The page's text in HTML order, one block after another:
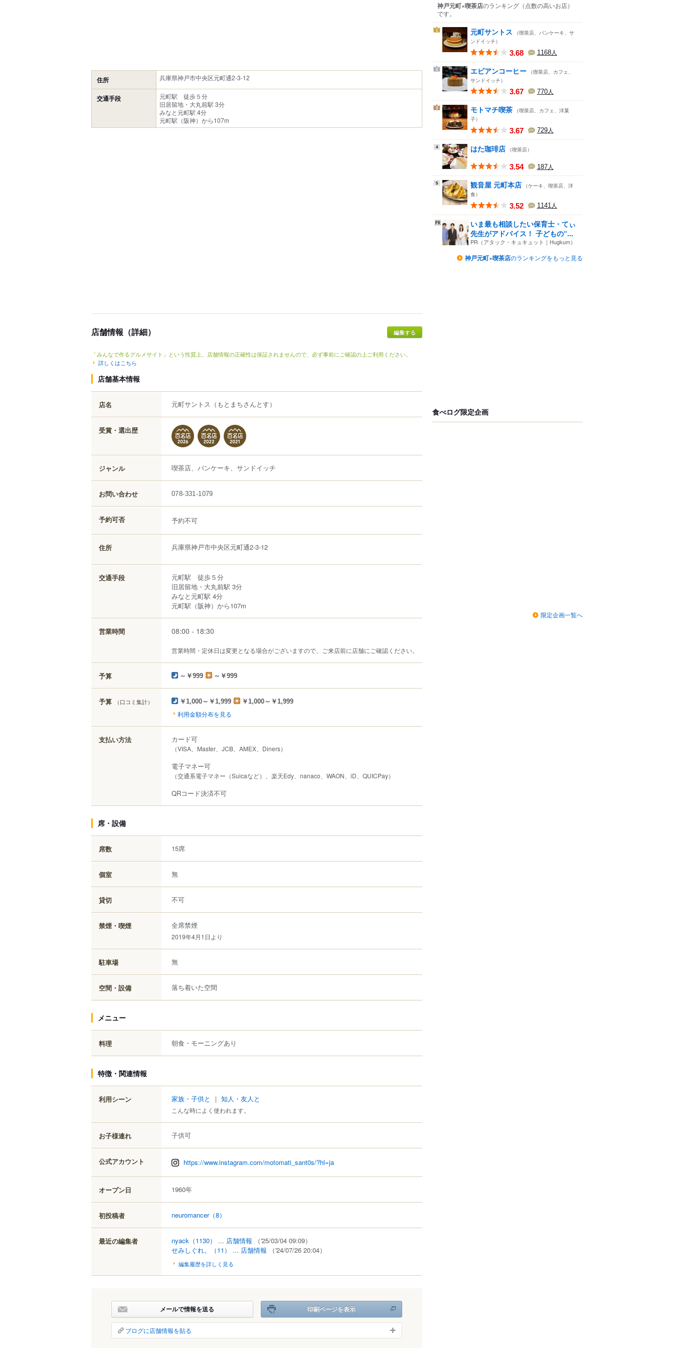
住所 兵庫県神戸市中央区元町通2-3-12
交通手段
元町駅 徒歩５分
旧居留地・大丸前駅 3分
みなと元町駅 4分
元町駅（阪神）から107m
店舗情報（詳細）
「みんなで作るグルメサイト」という性質上、店舗情報の正確性は保証されませんので、必ず事前にご確認の上ご利用ください。
詳しくはこちら
店舗基本情報
店名 元町サントス （もとまちさんとす）
受賞・選出歴
ジャンル 喫茶店、パンケーキ、サンドイッチ
お問い合わせ 078-331-1079
予約可否 予約不可
住所 兵庫県神戸市中央区元町通2-3-12
交通手段
元町駅 徒歩５分
旧居留地・大丸前駅 3分
みなと元町駅 4分
元町駅（阪神）から107m
営業時間 08:00 - 18:30
営業時間・定休日は変更となる場合がございますので、ご来店前に店舗にご確認ください。
予算 ～￥999 ～￥999
予算 （口コミ集計） ￥1,000～￥1,999 ￥1,000～￥1,999
利用金額分布を見る
支払い方法 カード可
（VISA、Master、JCB、AMEX、Diners）
電子マネー可
（交通系電子マネー（Suicaなど）、楽天Edy、nanaco、WAON、iD、QUICPay）
QRコード決済不可
席・設備
席数 15席
個室 無
貸切 不可
禁煙・喫煙 全席禁煙
2019年4月1日より
駐車場 無
空間・設備 落ち着いた空間
メニュー
料理 朝食・モーニングあり
特徴・関連情報
利用シーン 家族・子供と ｜ 知人・友人と
こんな時によく使われます。
お子様連れ 子供可
公式アカウント https://www.instagram.com/motomati_sant0s/?hl=ja
オープン日 1960年
初投稿者 neuromancer（8）
最近の編集者 nyack （1130） ... 店舗情報
（'25/03/04 09:09）
せみしぐれ。
（11） ... 店舗情報 （'24/07/26 20:04）
編集履歴を詳しく見る
メールで情報を送る 印刷ページを表示
ブログに店舗情報を貼る
神戸元町×喫茶店のランキング （点数の高いお店）
です。
1 元町サントス
（喫茶店、パンケーキ、サ
ンドイッチ）
3.68 1168人
2 エビアンコーヒー （喫茶店、カフェ、
サンドイッチ）
3.67 770人
3 モトマチ喫茶 （喫茶店、カフェ、洋菓
子）
3.67 729人
4 はた珈琲店 （喫茶店）
3.54 187人
5 観音屋 元町本店 （ケーキ、喫茶店、洋
食）
3.52 1141人
いま最も相談したい保育士・てぃ
先生がアドバイス！ 子どもの“...
PR（アタック・キュキュット｜Hugkum）
神戸元町×喫茶店のランキングをもっと見る
食べログ限定企画
限定企画一覧へ